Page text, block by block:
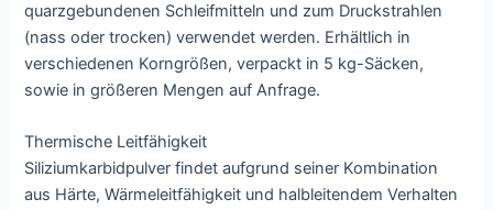
quarzgebundenen Schleifmitteln und zum Druckstrahlen
(nass oder trocken) verwendet werden. Erhältlich in
verschiedenen Korngrößen, verpackt in 5 kg-Säcken,
sowie in größeren Mengen auf Anfrage.
Thermische Leitfähigkeit
Siliziumkarbidpulver findet aufgrund seiner Kombination
aus Härte, Wärmeleitfähigkeit und halbleitendem Verhalten